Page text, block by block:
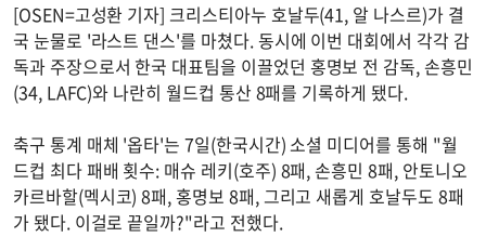
[OSEN=고성환 기자] 크리스티아누 호날두(41, 알 나스르)가 결
국 눈물로 '라스트 댄스'를 마쳤다. 동시에 이번 대회에서 각각 감
독과 주장으로서 한국 대표팀을 이끌었던 홍명보 전 감독, 손흥민
(34, LAFC)와 나란히 월드컵 통산 8패를 기록하게 됐다.
축구 통계 매체 '옵타'는 7일(한국시간) 소셜 미디어를 통해 "월
드컵 최다 패배 횟수: 매슈 레키(호주) 8패, 손흥민 8패, 안토니오
카르바할(멕시코) 8패, 홍명보 8패, 그리고 새롭게 호날두도 8패
가 됐다. 이걸로 끝일까?"라고 전했다.